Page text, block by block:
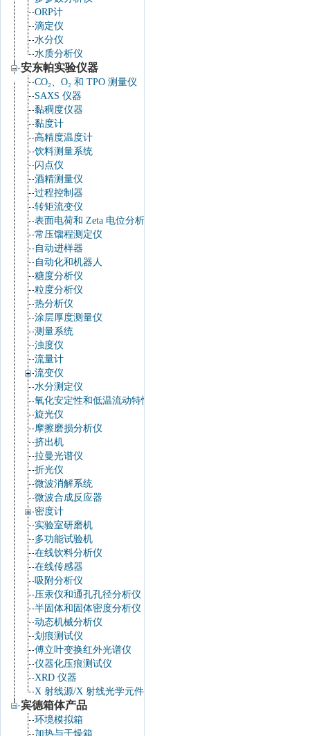
ORP计
滴定仪
水分仪
水质分析仪
安东帕实验仪器
CO₂、O₂ 和 TPO 测量仪
SAXS 仪器
黏稠度仪器
黏度计
高精度温度计
饮料测量系统
闪点仪
酒精测量仪
过程控制器
转矩流变仪
表面电荷和 Zeta 电位分析仪
常压馏程测定仪
自动进样器
自动化和机器人
糖度分析仪
粒度分析仪
热分析仪
涂层厚度测量仪
测量系统
浊度仪
流量计
流变仪
水分测定仪
氧化安定性和低温流动特性
旋光仪
摩擦磨损分析仪
挤出机
拉曼光谱仪
折光仪
微波消解系统
微波合成反应器
密度计
实验室研磨机
多功能试验机
在线饮料分析仪
在线传感器
吸附分析仪
压汞仪和通孔孔径分析仪
半固体和固体密度分析仪
动态机械分析仪
划痕测试仪
傅立叶变换红外光谱仪
仪器化压痕测试仪
XRD 仪器
X 射线源/X 射线光学元件
宾德箱体产品
环境模拟箱
加热与干燥箱